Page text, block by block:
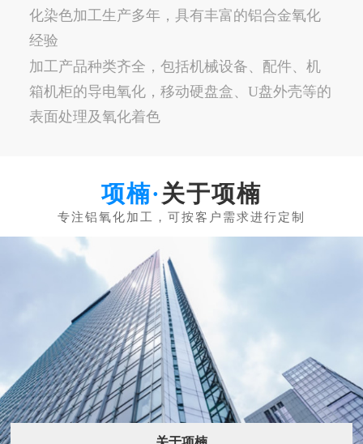
化染色加工生产多年，具有丰富的铝合金氧化
经验
加工产品种类齐全，包括机械设备、配件、机
箱机柜的导电氧化，移动硬盘盒、U盘外壳等的
表面处理及氧化着色
关于项楠